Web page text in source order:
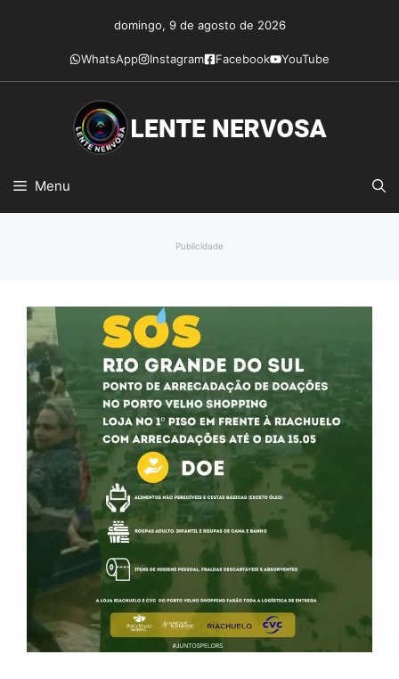
conteúdo
domingo, 9 de agosto de 2026
WhatsApp Instagram Facebook YouTube
Menu
Publicidade